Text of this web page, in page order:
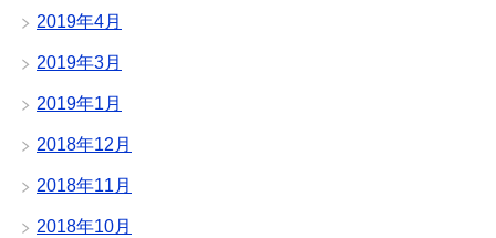
2019年4月
2019年3月
2019年1月
2018年12月
2018年11月
2018年10月